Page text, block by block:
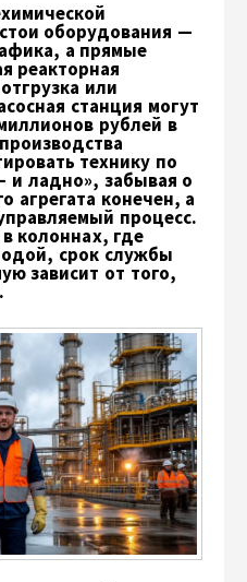
оборудования —
а прямые
реакторная
или
станция могут
рублей в
технику по
и ладно», забывая о
агрегата конечен, а
процесс.
колоннах, где
срок службы
зависит от того,